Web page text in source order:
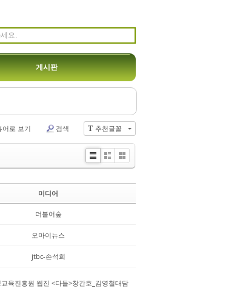
게시판
T 추천글꼴
어로 보기 검색
Li
Zi
e
G
le
미디어
더불어숲
오마이뉴스
jtbc-손석희
육진흥원 웹진 <다들>창간호_김영철대담